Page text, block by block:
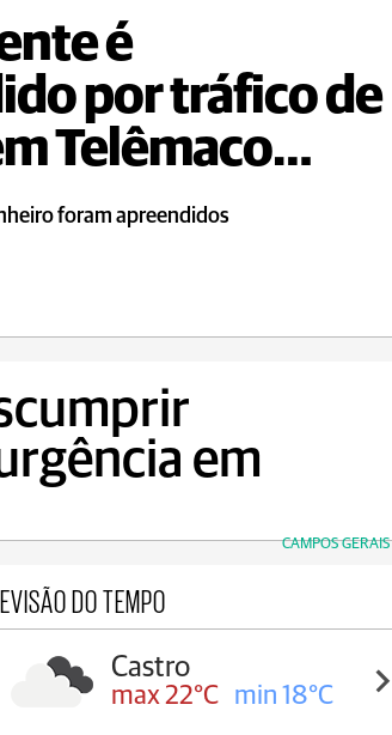
é
por tráfico de
Telêmaco
foram apreendidos
em
CAMPOS GERAIS
DO TEMPO
Castro
max 22°C min 18°C